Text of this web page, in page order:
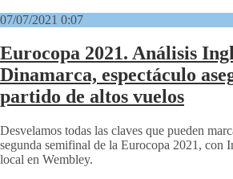
07/07/2021 0:07
Eurocopa 2021. Análisis
Dinamarca, espectáculo
partido de altos vuelos
Desvelamos todas las claves que pueden
segunda semifinal de la Eurocopa 2021, con
local en Wembley.